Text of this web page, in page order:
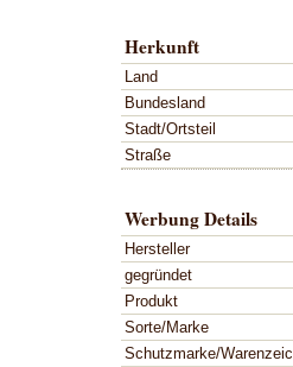
Herkunft
Land
Bundesland
Stadt/Ortsteil
Straße
Werbung Details
Hersteller
gegründet
Produkt
Sorte/Marke
Schutzmarke/